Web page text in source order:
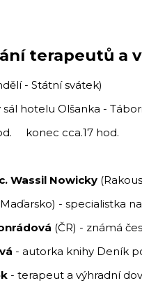
terapeutů a
- Státní svátek)
sál hotelu Olšanka -
konec cca.17 hod.
Wassil Nowicky
- specialistka
(ČR) - známá
- autorka knihy Deník
- terapeut a výhradní